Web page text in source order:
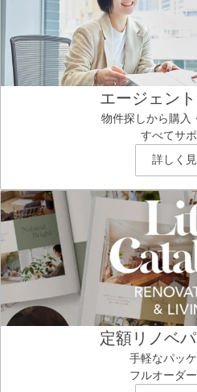
エージェン
物件探しから購入
すべてサ
詳しく
定額リノベ
手軽なパッ
フルオーダ